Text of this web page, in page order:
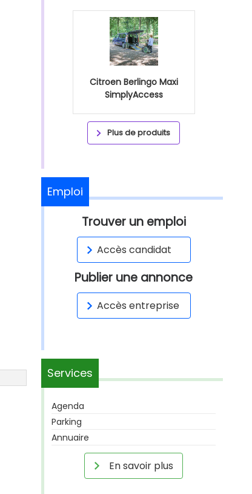
Citroen Berlingo Maxi
SimplyAccess
Plus de produits
Emploi
Trouver un emploi
Accès candidat
Publier une annonce
Accès entreprise
Services
Agenda
Parking
Annuaire
En savoir plus